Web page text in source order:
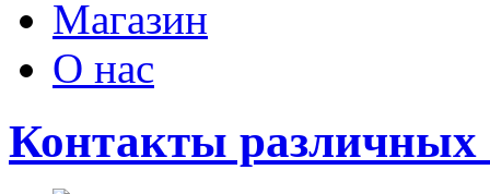
Магазин
О нас
Контакты различных